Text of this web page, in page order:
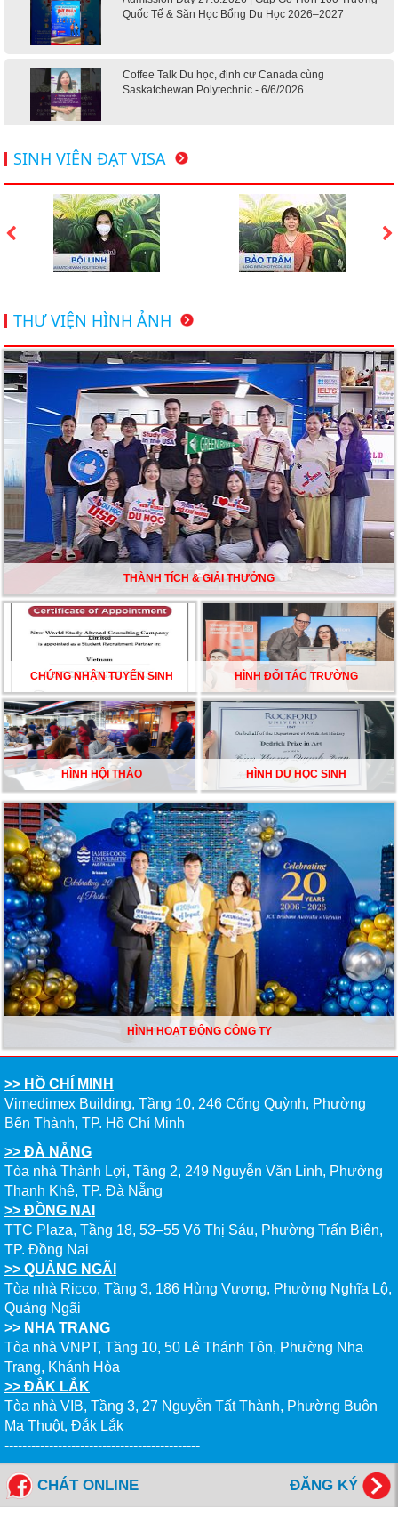
Quốc Tế & Săn Học Bổng Du Học 2026–2027
Coffee Talk Du học, định cư Canada cùng
Saskatchewan Polytechnic - 6/6/2026
Hội thảo du học Mỹ 18.4.2026 - Đại học Mỹ học phí
dưới 20k/ năm
Du học Mỹ 2026 - Lấy bằng cử nhân lúc 20 tuổi cùng
chương trình High School Completion, Washington
bạn khám phá
Du học Mỹ năm 2026: Cơ hội học tập và trải nghiệm tại
nền giáo dục hàng đầu
TƯ VẤN DU HỌC TOÀN DIỆN – BƯỚC ĐỆM VỮNG
CHẮC TỪ NEW WORLD EDUCATION
DU HỌC ÚC DẦN TRỞ THÀNH LỰA CHỌN HÀNG
ĐẦU CỦA DU HỌC SINH NĂM 2026 – VÀ TẤT CẢ
ĐỀU CÓ LÝ DO!!
CHẠM GIẤC MƠ DU HỌC MỸ – BẮT ĐẦU TỪ NGÀY
HỘI GHI DANH & SĂN HỌC BỔNG KỲ SPRING 2026
SINH VIÊN ĐẠT VISA
THƯ VIỆN HÌNH ẢNH
THÀNH TÍCH & GIẢI THƯỞNG
CHỨNG NHẬN TUYỂN SINH HÌNH ĐỐI TÁC TRƯỜNG
HÌNH HỘI THẢO HÌNH DU HỌC SINH
HÌNH HOẠT ĐỘNG CÔNG TY
>> HỒ CHÍ MINH
Vimedimex Building, Tầng 10, 246 Cống Quỳnh, Phường
Bến Thành, TP. Hồ Chí Minh
>> ĐÀ NẴNG
Tòa nhà Thành Lợi, Tầng 2, 249 Nguyễn Văn Linh, Phường
Thanh Khê, TP. Đà Nẵng
>> ĐỒNG NAI
TTC Plaza, Tầng 18, 53–55 Võ Thị Sáu, Phường Trấn Biên,
TP. Đồng Nai
>> QUẢNG NGÃI
Tòa nhà Ricco, Tầng 3, 186 Hùng Vương, Phường Nghĩa Lộ,
Quảng Ngãi
>> NHA TRANG
Tòa nhà VNPT, Tầng 10, 50 Lê Thánh Tôn, Phường Nha
Trang, Khánh Hòa
>> ĐẮK LẮK
Tòa nhà VIB, Tầng 3, 27 Nguyễn Tất Thành, Phường Buôn
Ma Thuột, Đắk Lắk
--------------------------------------------
Tổng đài miễn cước: 1800 6577
FANPAGES NEW WORLD EDUCATION
ĐĂNG KÝ
CHÁT ONLINE